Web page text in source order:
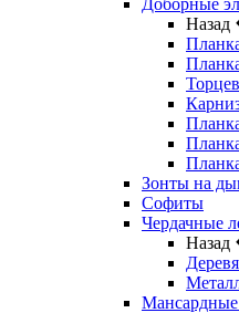
Доборные
Назад
Зонты на
Софиты
Чердачные
Назад